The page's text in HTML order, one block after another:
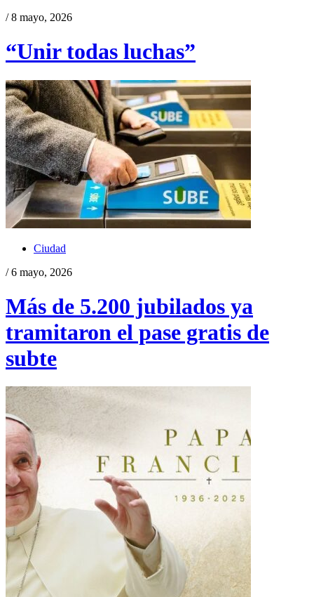
/ 8 mayo, 2026
“Unir todas luchas”
Ciudad
/ 6 mayo, 2026
Más de 5.200 jubilados ya
tramitaron el pase gratis de
subte